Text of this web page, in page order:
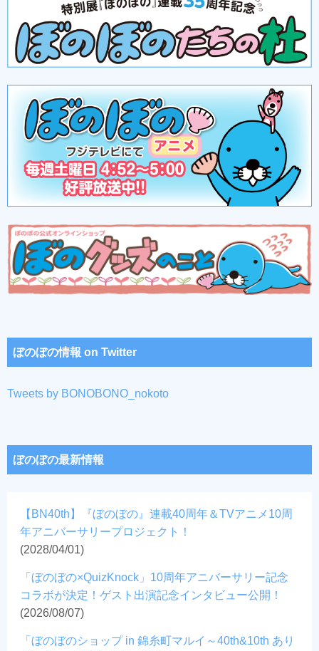
ぼのぼの情報 on Twitter
Tweets by BONOBONO_nokoto
ぼのぼの最新情報
【BN40th】『ぼのぼの』連載40周年＆TVアニメ10周
年アニバーサリープロジェクト！
(2028/04/01)
「ぼのぼの×QuizKnock」10周年アニバーサリー記念
コラボが決定！ゲスト出演記念インタビュー公開！
(2026/08/07)
「ぼのぼのショップ in 錦糸町マルイ～40th&10th あり